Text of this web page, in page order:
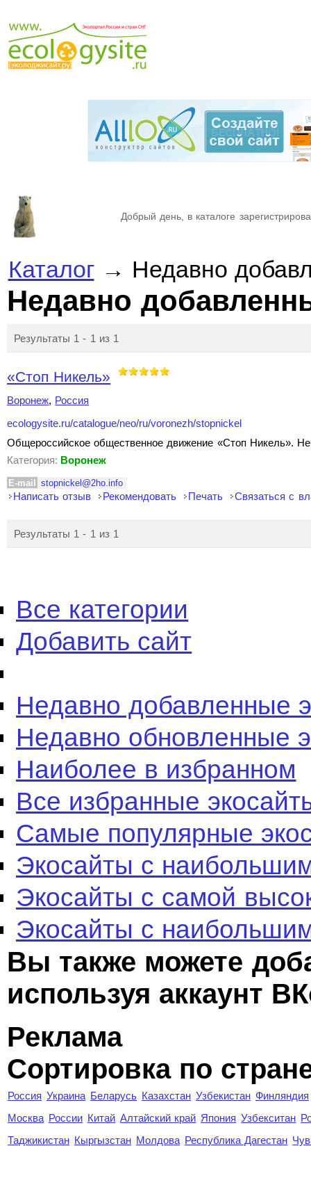
Добрый день, в каталоге
Каталог→ Недавно
Недавно
Результаты 1 - 1 из 1
«Стоп Никель»
Воронеж, Россия
ecologysite.ru/catalogue/neo/ru/voronezh/stopnickel
Общероссийское общественное движение «Стоп Никель».
Категория: Воронеж
E-mail stopnickel@2ho.info
Написать отзыв Рекомендовать Печать Связаться с
Результаты 1 - 1 из 1
Все категории
Добавить сайт
Недавно добавленные
Недавно обновленные
Наиболее в избранном
Все избранные
Самые популярные
Экосайты с
Экосайты с самой
Экосайты с
Вы также можете
используя аккаунт
Реклама
Сортировка по
Россия Украина Беларусь Казахстан Узбекистан Финляндия
Москва России Китай Алтайский край Япония Узбекситан
Таджикистан Кыргызстан Молдова Республика Дагестан